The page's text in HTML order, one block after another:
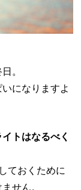
。
になりますよ
トはなるべく
ておくために
せん。